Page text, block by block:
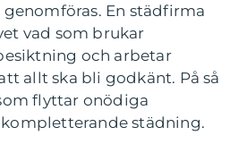
En städfirma
vad som brukar
och arbetar
allt ska bli godkänt. På så
flyttar onödiga
städning.